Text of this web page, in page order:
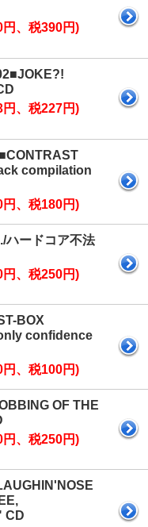
、税390円)
、税227円)
compilation
、税180円)
ハードコア不法
、税250円)
BOX
confidence
、税100円)
OF THE
、税250円)
CD